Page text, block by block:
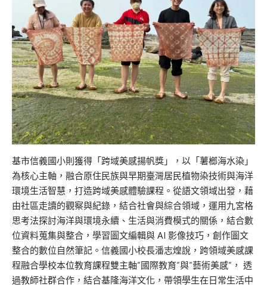
基市信義國小則獲得「跨域美感揚帆獎」，以「薯榔海水染」
為核心主軸，融合原住民族與早期臺灣居民植物染技術與海洋
環境生活智慧，打造跨域美感體驗課程。從語文領域出發，藉
由社區走讀的觀察與紀錄，結合社會與綜合領域，運用九宮格
思考法探討海洋與環境永續、生活與消費模式的關係，結合數
位資料蒐集與整合，學習圖文編輯與 AI 影像技巧，創作圖文
整合的數位自然筆記。信義國小校長潘志煌說，跨領域美感課
程融合學校本位教育課程雙主軸”國際教育”與”藝術美感”， 透
過教師社群合作，結合基隆海洋文化，帶領學生在日常生活中